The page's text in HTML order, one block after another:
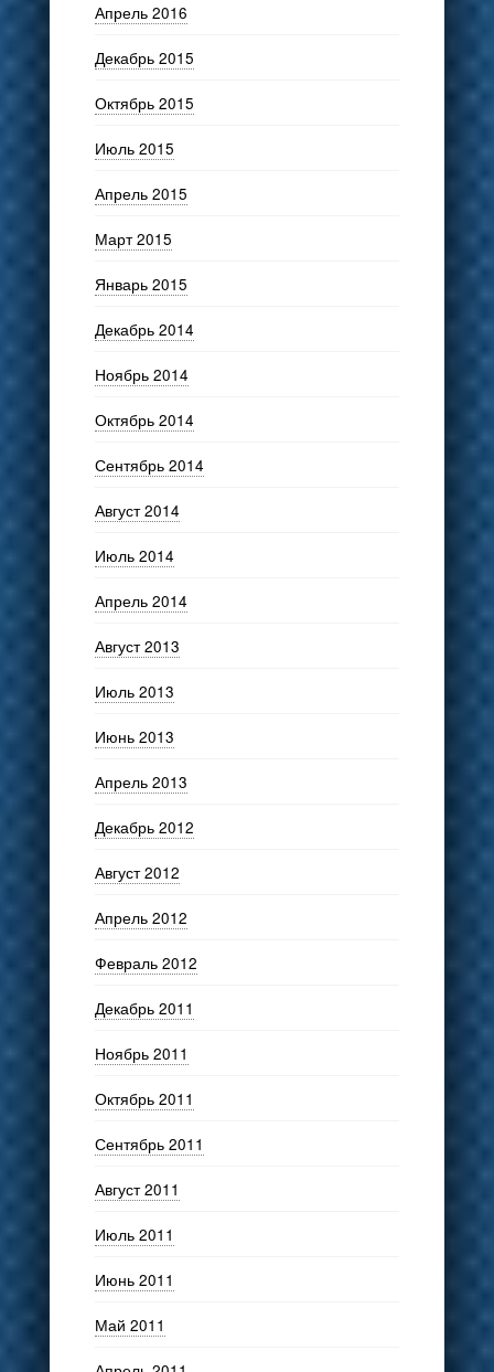
Апрель 2016
Декабрь 2015
Октябрь 2015
Июль 2015
Апрель 2015
Март 2015
Январь 2015
Декабрь 2014
Ноябрь 2014
Октябрь 2014
Сентябрь 2014
Август 2014
Июль 2014
Апрель 2014
Август 2013
Июль 2013
Июнь 2013
Апрель 2013
Декабрь 2012
Август 2012
Апрель 2012
Февраль 2012
Декабрь 2011
Ноябрь 2011
Октябрь 2011
Сентябрь 2011
Август 2011
Июль 2011
Июнь 2011
Май 2011